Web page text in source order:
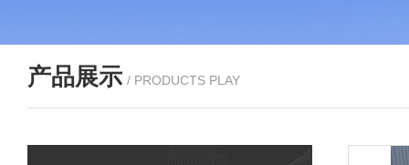
产品展示 / PRODUCTS PLAY